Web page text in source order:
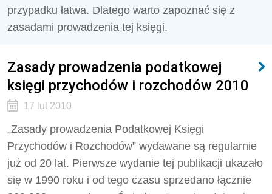
przypadku łatwa. Dlatego warto zapoznać się z
zasadami prowadzenia tej księgi.
Zasady prowadzenia podatkowej
księgi przychodów i rozchodów 2010
17 lut 2010
„Zasady prowadzenia Podatkowej Księgi
Przychodów i Rozchodów” wydawane są regularnie
już od 20 lat. Pierwsze wydanie tej publikacji ukazało
się w 1990 roku i od tego czasu sprzedano łącznie